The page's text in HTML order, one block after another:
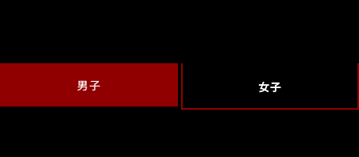
男子 女子